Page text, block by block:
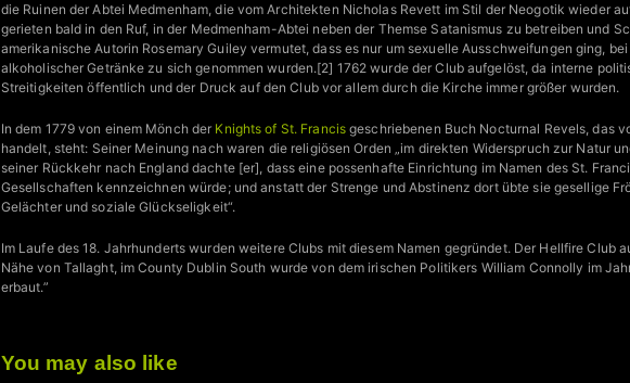
die Ruinen der Abtei Medmenham, die vom Architekten Nicholas Revett im Stil der Neogotik wieder
gerieten bald in den Ruf, in der Medmenham-Abtei neben der Themse Satanismus zu betreiben und
amerikanische Autorin Rosemary Guiley vermutet, dass es nur um sexuelle Ausschweifungen ging,
alkoholischer Getränke zu sich genommen wurden.[2] 1762 wurde der Club aufgelöst, da interne
Streitigkeiten öffentlich und der Druck auf den Club vor allem durch die Kirche immer größer wurden.
In dem 1779 von einem Mönch der Knights of St. Francis geschriebenen Buch Nocturnal Revels, das
handelt, steht: Seiner Meinung nach waren die religiösen Orden „im direkten Widerspruch zur Natur
seiner Rückkehr nach England dachte [er], dass eine possenhafte Einrichtung im Namen des St.
Gesellschaften kennzeichnen würde; und anstatt der Strenge und Abstinenz dort übte sie gesellige
Gelächter und soziale Glückseligkeit“.
Im Laufe des 18. Jahrhunderts wurden weitere Clubs mit diesem Namen gegründet. Der Hellfire Club
Nähe von Tallaght, im County Dublin South wurde von dem irischen Politikers William Connolly im
erbaut.”
You may also like